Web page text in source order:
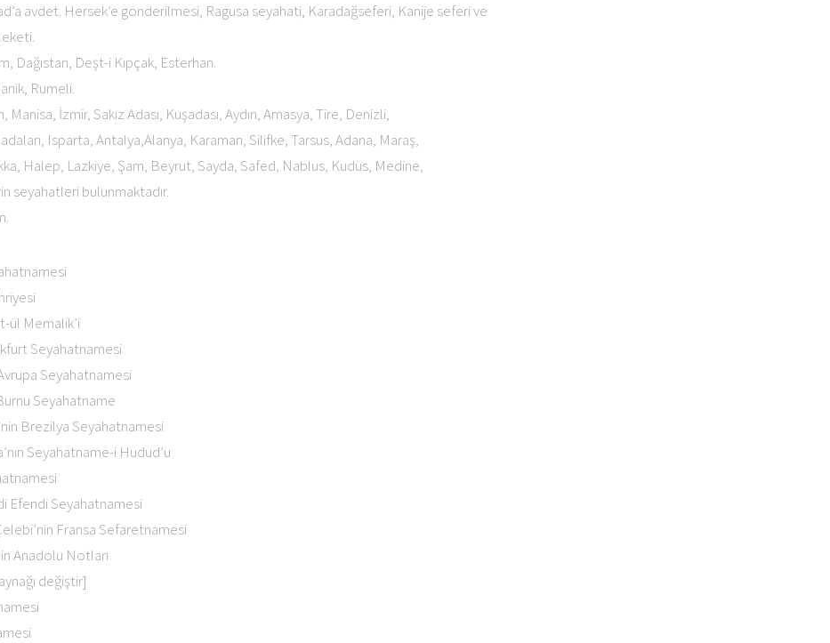
avdet. Hersek’e gönderilmesi, Ragusa seyahati, Karadağseferi, Kanije seferi ve
Dağıstan, Deşt-i Kıpçak, Esterhan.
Rumeli.
İzmir, Sakız Adası, Kuşadası, Aydın, Amasya, Tire, Denizli,
Isparta, Antalya,Alanya, Karaman, Silifke, Tarsus, Adana, Maraş,
Halep, Lazkiye, Şam, Beyrut, Sayda, Safed, Nablus, Kudüs, Medine,
seyahatleri bulunmaktadır.
ül Memalik’i
Seyahatnamesi
Seyahatnamesi
Seyahatname
Brezilya Seyahatnamesi
Seyahatname-i Hudud’u
Efendi Seyahatnamesi
Fransa Sefaretnamesi
Anadolu Notları
değiştir]